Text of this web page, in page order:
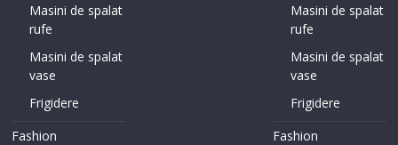
Masini de spalat
rufe
Masini de spalat
vase
Frigidere
Fashion
Masini de spalat
rufe
Masini de spalat
vase
Frigidere
Fashion